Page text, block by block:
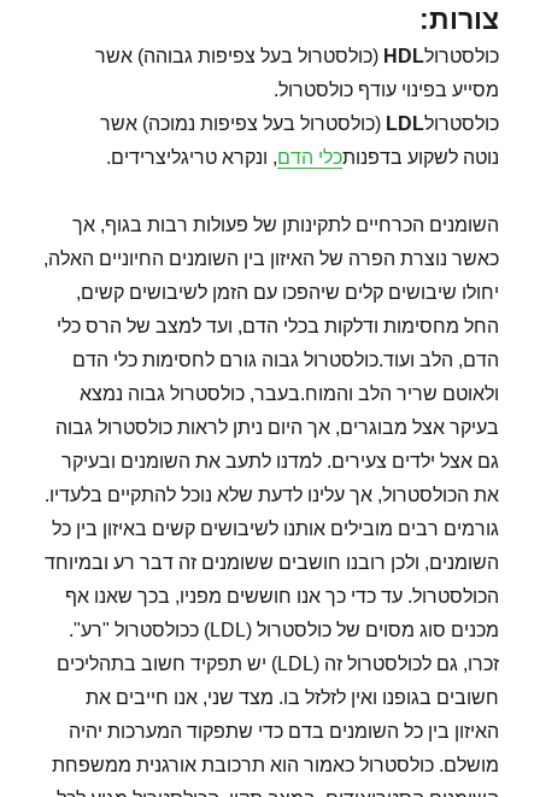
צורות:
כולסטרולHDL (כולסטרול בעל צפיפות גבוהה) אשר
מסייע בפינוי עודף כולסטרול.
כולסטרולLDL (כולסטרול בעל צפיפות נמוכה) אשר
נוטה לשקוע בדפנותכלי הדם, ונקרא טריגליצרידים.
השומנים הכרחיים לתקינותן של פעולות רבות בגוף, אך
כאשר נוצרת הפרה של האיזון בין השומנים החיוניים האלה,
יחולו שיבושים קלים שיהפכו עם הזמן לשיבושים קשים,
החל מחסימות ודלקות בכלי הדם, ועד למצב של הרס כלי
הדם, הלב ועוד.כולסטרול גבוה גורם לחסימות כלי הדם
ולאוטם שריר הלב והמוח.בעבר, כולסטרול גבוה נמצא
בעיקר אצל מבוגרים, אך היום ניתן לראות כולסטרול גבוה
גם אצל ילדים צעירים. למדנו לתעב את השומנים ובעיקר
את הכולסטרול, אך עלינו לדעת שלא נוכל להתקיים בלעדיו.
גורמים רבים מובילים אותנו לשיבושים קשים באיזון בין כל
השומנים, ולכן רובנו חושבים ששומנים זה דבר רע ובמיוחד
הכולסטרול. עד כדי כך אנו חוששים מפניו, בכך שאנו אף
מכנים סוג מסוים של כולסטרול (LDL) ככולסטרול "רע".
זכרו, גם לכולסטרול זה (LDL) יש תפקיד חשוב בתהליכים
חשובים בגופנו ואין לזלזל בו. מצד שני, אנו חייבים את
האיזון בין כל השומנים בדם כדי שתפקוד המערכות יהיה
מושלם. כולסטרול כאמור הוא תרכובת אורגנית ממשפחת